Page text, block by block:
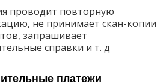
проводит повторную
не принимает скан-копии
запрашивает
справки и т. д
платежи